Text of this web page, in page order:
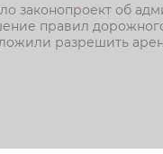
законопроект об
правил
разрешить